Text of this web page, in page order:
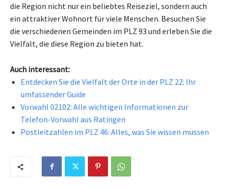
die Region nicht nur ein beliebtes Reiseziel, sondern auch
ein attraktiver Wohnort für viele Menschen. Besuchen Sie
die verschiedenen Gemeinden im PLZ 93 und erleben Sie die
Vielfalt, die diese Region zu bieten hat.
Auch interessant:
Entdecken Sie die Vielfalt der Orte in der PLZ 22: Ihr
umfassender Guide
Vorwahl 02102: Alle wichtigen Informationen zur
Telefon-Vorwahl aus Ratingen
Postleitzahlen im PLZ 46: Alles, was Sie wissen müssen